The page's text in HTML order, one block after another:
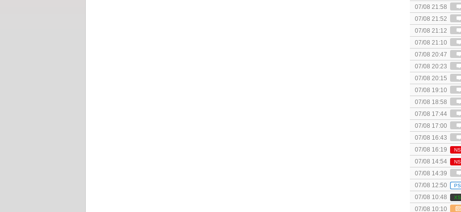
elkaar.
07/08 21:58
collectie
07/08 21:52
07/08 21:12
07/08 21:10
07/08 20:47
spel! (3 posts
07/08 20:23
07/08 20:15
politiek/religie)
07/08 19:10
07/08 18:58
[Algemeen
07/08 17:44
Topic]
07/08 17:00
07/08 16:43
07/08 16:19
Nintendo
07/08 14:54
07/08 14:39
07/08 12:50
07/08 10:48
Special Edition
07/08 10:10